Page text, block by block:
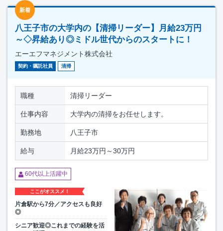
新着
八王子市の大学内の【清掃リーダー】月給23万円
～◇昇給あり◎ミドル世代からのスタートに！
エーエフマネジメント株式会社
契約・嘱託社員 清掃
職種 清掃リーダー
仕事内容 大学内の清掃をお任せします。
勤務地 八王子市
給与 月給23万円～30万円
60代以上活躍中
ここがオススメ！
片倉駅から7分／アクセスも良好
◎
シニア歓迎◎これまでの経験を活